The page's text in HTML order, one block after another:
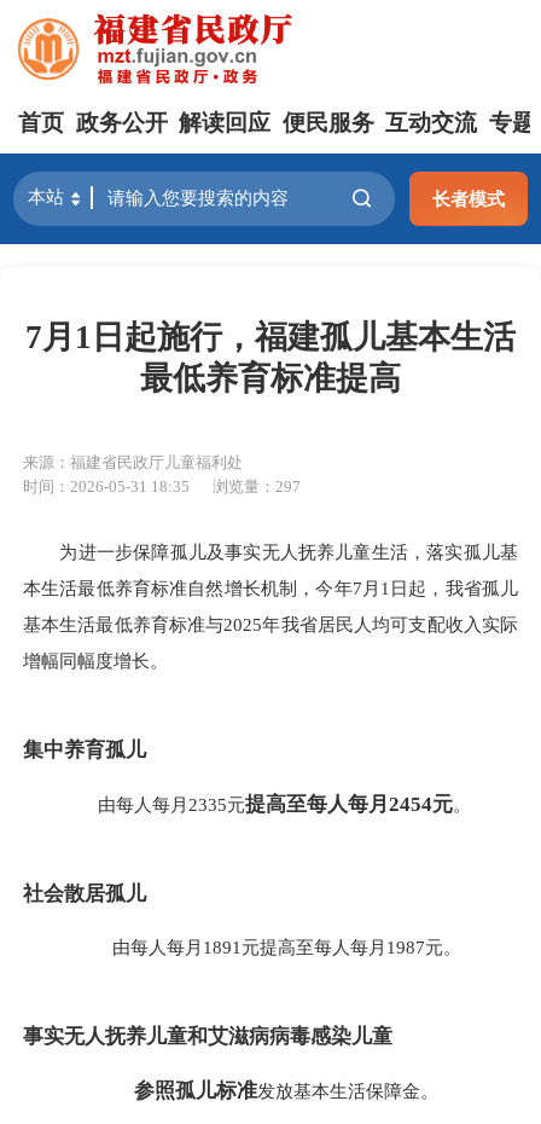
首页 政务公开 解读回应 便民服务 互动交流 专题
长者模式
7月1日起施行，福建孤儿基本生活
最低养育标准提高
来源：福建省民政厅儿童福利处
时间：2026-05-31 18:35
浏览量：297
为进一步保障孤儿及事实无人抚养儿童生活，落实孤儿基
本生活最低养育标准自然增长机制，今年7月1日起，我省孤儿
基本生活最低养育标准与2025年我省居民人均可支配收入实际
增幅同幅度增长。
集中养育孤儿
由每人每月2335元提高至每人每月2454元。
社会散居孤儿
由每人每月1891元提高至每人每月1987元。
事实无人抚养儿童和艾滋病病毒感染儿童
参照孤儿标准发放基本生活保障金。